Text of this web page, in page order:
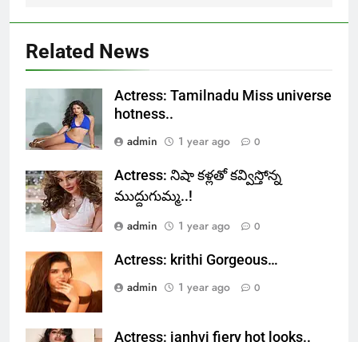
Related News
Actress: Tamilnadu Miss universe
hotness..
admin
1 year ago 0
Actress: నిషా కళ్లతో కవ్విస్తోన్న
ముద్దుగుమ్మ..!
admin
1 year ago 0
Actress: krithi Gorgeous…
admin
1 year ago 0
Actress: janhvi fiery hot looks..